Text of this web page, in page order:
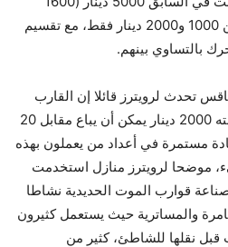
دولار) لكنها تراجعت إلى ما بين 1000 و2000 دينار فقط، مع تقسيم
بالتساوي بينهم.
تحدث لرويترز قائلا إن القارب
المعدني الذي تبلغ تكلفة صناعته 2000 دينار يمكن أن يباع مقابل 20
مستمرة في أعداد من يعملون بهذه
موضحا لرويترز منازل استخدمت
قوارب الموت الحديدية نشاطا
والمساترية حيث يستعمل كثيرون
قبل نقلها للشاطئ، كثير من